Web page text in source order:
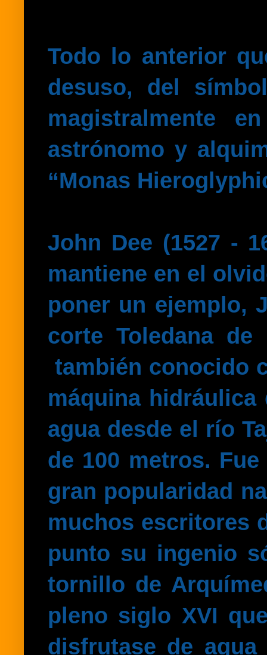
Todo lo anterior
desuso, del
magistralmente
astrónomo y
“Monas
John Dee (1527 -
mantiene en el
poner un ejemplo,
corte Toledana
también conocido
máquina
agua desde el río
de 100 metros.
gran popularidad
muchos escritores
punto su ingenio
tornillo de
pleno siglo XVI
disfrutase de